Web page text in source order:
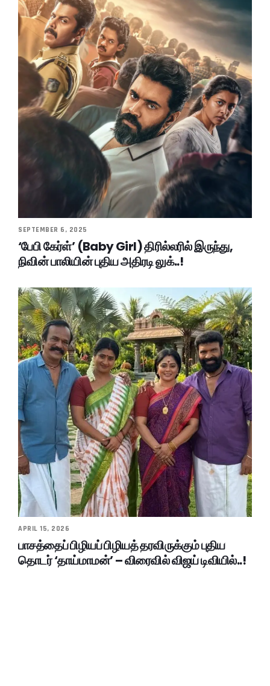
SEPTEMBER 6, 2025
‘பேபி கேர்ள்’ (Baby Girl) திரில்லரில் இருந்து,
நிவின் பாலியின் புதிய அதிரடி லுக்..!
APRIL 15, 2026
பாசத்தைப் பிழியப் பிழியத் தரவிருக்கும் புதிய
தொடர் ‘தாய்மாமன்’ – விரைவில் விஜய் டிவியில்..!